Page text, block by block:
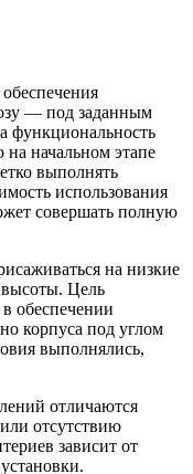
— под заданным
функциональность
на начальном этапе
выполнять
использования
совершать полную
на низкие
высоты. Цель
обеспечении
корпуса под углом
выполнялись,
отличаются
отсутствию
зависит от